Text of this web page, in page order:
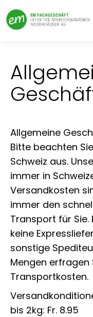
Allgemeine
Bitte beachten
Schweiz aus.
immer in
Versandkosten
immer den
Transport für
keine
sonstige
Mengen erfragen
Transportkosten.
bis 2kg: Fr. 8.95